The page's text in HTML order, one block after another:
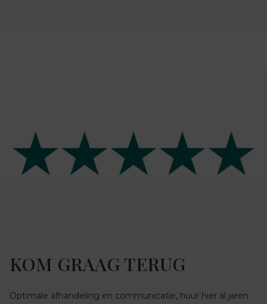
KOM GRAAG TERUG
Optimale afhandeling en communicatie, huur hier al jaren